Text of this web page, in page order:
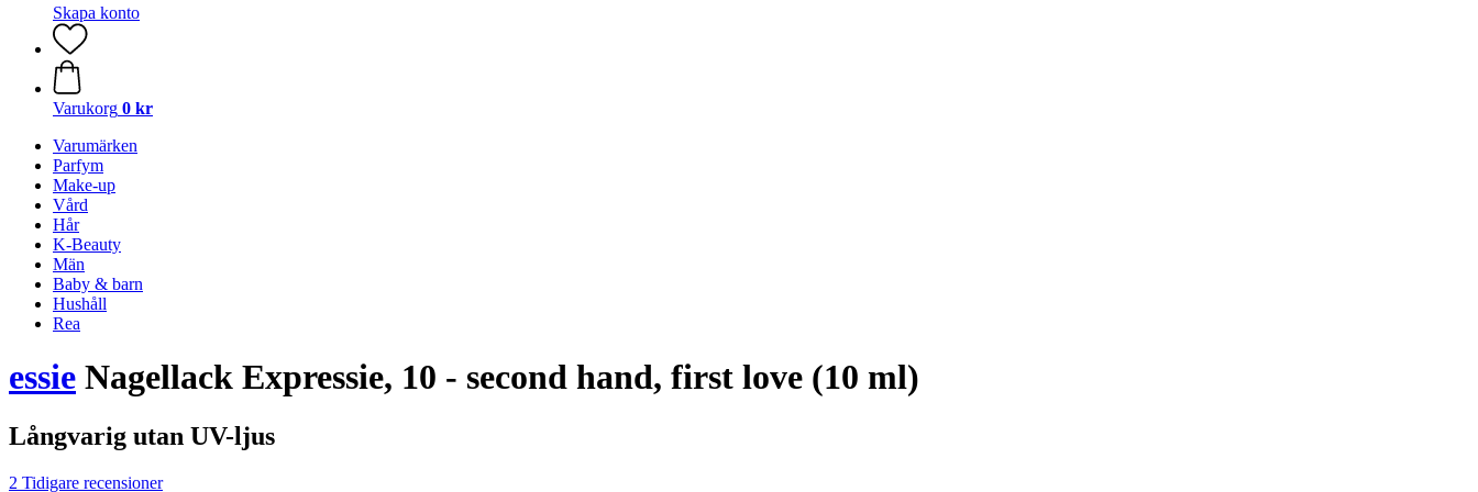
Skapa konto
Varukorg 0 kr
Varumärken
Parfym
Make-up
Vård
Hår
K-Beauty
Män
Baby & barn
Hushåll
Rea
essie Nagellack Expressie, 10 - second hand, first love (10 ml)
Långvarig utan UV-ljus
2 Tidigare recensioner